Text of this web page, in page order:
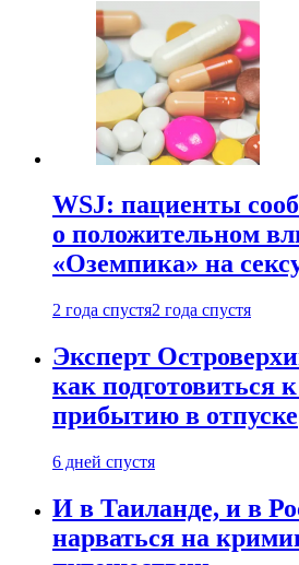
WSJ: пациенты
о положительном
«Оземпика» на
2 года спустя2 года спустя
Эксперт
как подготовиться
прибытию в отпуске
6 дней спустя
И в Таиланде, и в
нарваться на